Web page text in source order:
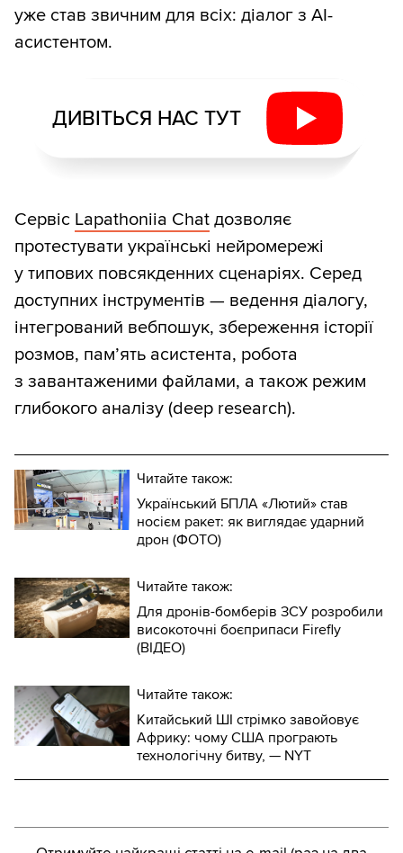
уже став звичним для всіх: діалог з AI-
асистентом.
ДИВІТЬСЯ НАС ТУТ
Сервіс Lapathoniia Chat дозволяє
протестувати українські нейромережі
у типових повсякденних сценаріях. Серед
доступних інструментів — ведення діалогу,
інтегрований вебпошук, збереження історії
розмов, пам’ять асистента, робота
з завантаженими файлами, а також режим
глибокого аналізу (deep research).
Читайте також:
Український БПЛА «Лютий» став
носієм ракет: як виглядає ударний
дрон (ФОТО)
Читайте також:
Для дронів-бомберів ЗСУ розробили
високоточні боєприпаси Firefly
(ВІДЕО)
Читайте також:
Китайський ШІ стрімко завойовує
Африку: чому США програють
технологічну битву, — NYT